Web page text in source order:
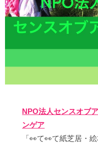
NPO法人センスオブ
ンゲア
「👀て👀て紙芝居・